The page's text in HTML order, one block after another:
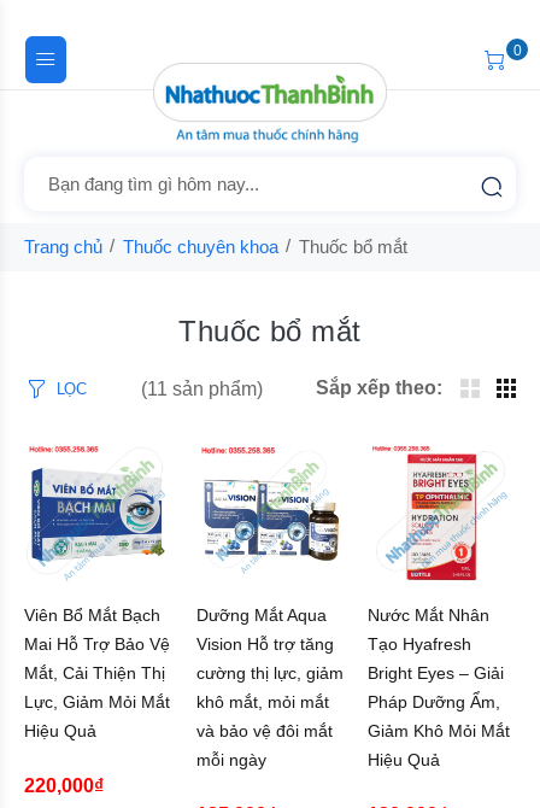
0
Trang chủ Thuốc chuyên khoa Thuốc bổ mắt
Thuốc bổ mắt
LỌC (11 sản phẩm) Sắp xếp theo:
Viên Bổ Mắt Bạch
Mai Hỗ Trợ Bảo Vệ
Mắt, Cải Thiện Thị
Lực, Giảm Mỏi Mắt
Hiệu Quả
220,000₫
Dưỡng Mắt Aqua
Vision Hỗ trợ tăng
cường thị lực, giảm
khô mắt, mỏi mắt
và bảo vệ đôi mắt
mỗi ngày
Nước Mắt Nhân
Tạo Hyafresh
Bright Eyes – Giải
Pháp Dưỡng Ẩm,
Giảm Khô Mỏi Mắt
Hiệu Quả